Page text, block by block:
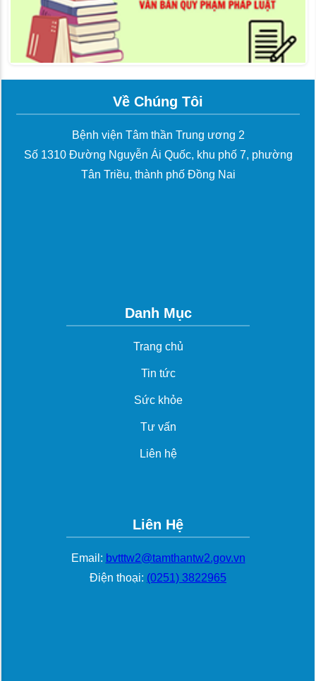
Về Chúng Tôi
Bệnh viện Tâm thần Trung ương 2
Số 1310 Đường Nguyễn Ái Quốc, khu phố 7, phường
Tân Triều, thành phố Đồng Nai
Danh Mục
Trang chủ
Tin tức
Sức khỏe
Tư vấn
Liên hệ
Liên Hệ
Email: bvtttw2@tamthantw2.gov.vn
Điện thoại: (0251) 3822965